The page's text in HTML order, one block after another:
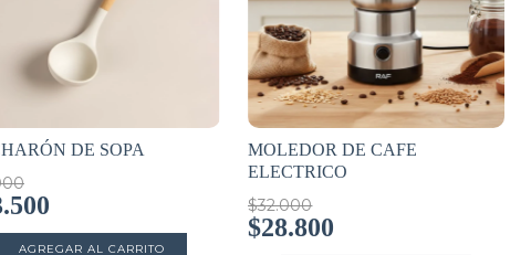
DE SOPA
MOLEDOR DE CAFE
ELECTRICO
$32.000
$28.800